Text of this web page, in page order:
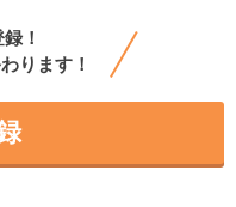
！
ります！